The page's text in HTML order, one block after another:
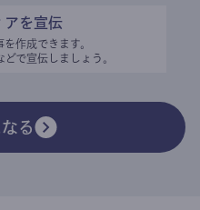
アを宣伝
作成できます。
で宣伝しましょう。
る